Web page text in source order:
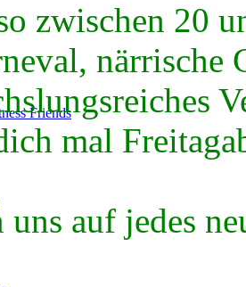
zwischen 20
närrische
mal
auf jedes